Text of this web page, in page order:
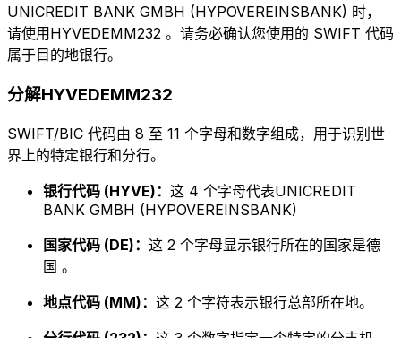
UNICREDIT BANK GMBH (HYPOVEREINSBANK) 时，
请使用HYVEDEMM232 。请务必确认您使用的 SWIFT 代码
属于目的地银行。
分解HYVEDEMM232
SWIFT/BIC 代码由 8 至 11 个字母和数字组成，用于识别世
界上的特定银行和分行。
银行代码 (HYVE)： 这 4 个字母代表UNICREDIT
BANK GMBH (HYPOVEREINSBANK)
国家代码 (DE)： 这 2 个字母显示银行所在的国家是德
国 。
地点代码 (MM)： 这 2 个字符表示银行总部所在地。